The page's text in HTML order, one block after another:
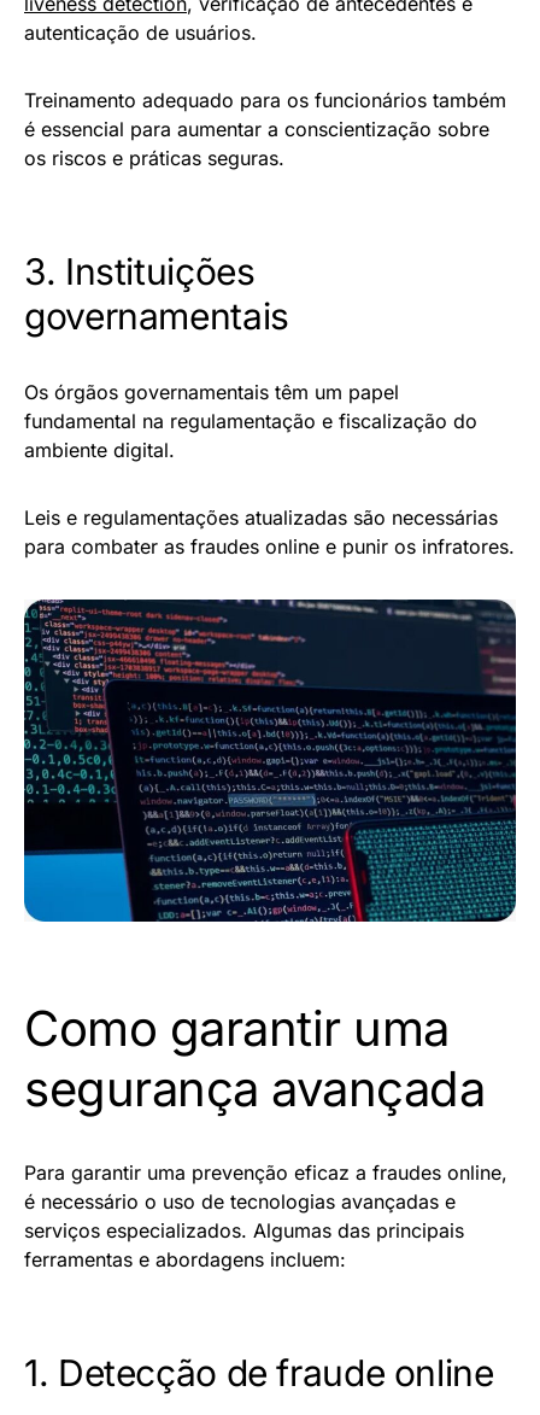
autenticação de usuários.
Treinamento adequado para os funcionários também
é essencial para aumentar a conscientização sobre
os riscos e práticas seguras.
3. Instituições
governamentais
Os órgãos governamentais têm um papel
fundamental na regulamentação e fiscalização do
ambiente digital.
Leis e regulamentações atualizadas são necessárias
para combater as fraudes online e punir os infratores.
Como garantir uma
segurança avançada
Para garantir uma prevenção eficaz a fraudes online,
é necessário o uso de tecnologias avançadas e
serviços especializados. Algumas das principais
ferramentas e abordagens incluem:
1. Detecção de fraude online